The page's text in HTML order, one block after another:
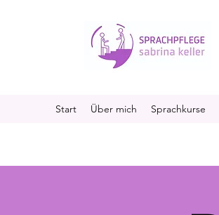
Start Über mich Sprachkurse